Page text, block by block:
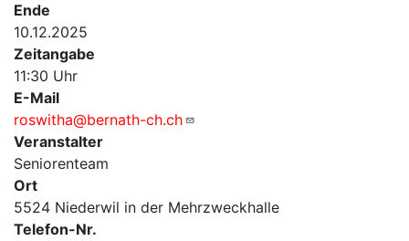
Ende
10.12.2025
Zeitangabe
11:30 Uhr
E-Mail
roswitha@bernath-ch.ch
Veranstalter
Seniorenteam
Ort
5524 Niederwil in der Mehrzweckhalle
Telefon-Nr.